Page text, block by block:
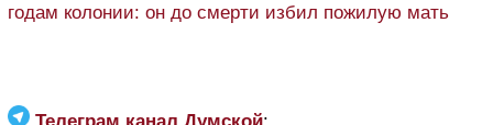
годам колонии: он до смерти избил пожилую мать